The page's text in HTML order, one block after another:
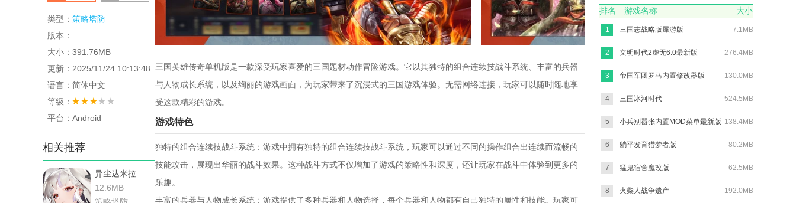
类型： 策略塔防
版本：
大小：391.76MB
更新：2025/11/24 10:13:48
语言：简体中文
等级：
平台：Android
相关推荐
异尘达米拉
12.6MB
三国英雄传奇单机版是一款深受玩家喜爱的三国题材动作冒险游戏。它以其独特的组合连续技战斗系统、丰富的兵器
与人物成长系统，以及绚丽的游戏画面，为玩家带来了沉浸式的三国游戏体验。无需网络连接，玩家可以随时随地享
受这款精彩的游戏。
‌游戏特色‌
‌独特的组合连续技战斗系统‌：游戏中拥有独特的组合连续技战斗系统，玩家可以通过不同的操作组合出连续而流畅的
技能攻击，展现出华丽的战斗效果。这种战斗方式不仅增加了游戏的策略性和深度，还让玩家在战斗中体验到更多的
乐趣。
‌丰富的兵器与人物成长系统‌：游戏提供了多种兵器和人物选择，每个兵器和人物都有自己独特的属性和技能。玩家可
排名 游戏名称 大小
1 7.1MB
三国志战略版犀游版
2 276.4MB
文明时代2虚无6.0最新版
3 130.0MB
帝国军团罗马内置修改器版
4 524.5MB
三国冰河时代
5 138.4MB
小兵别嚣张内置MOD菜单最新版
6 80.2MB
躺平发育猎梦者版
7 62.5MB
猛鬼宿舍魔改版
8 192.0MB
火柴人战争遗产